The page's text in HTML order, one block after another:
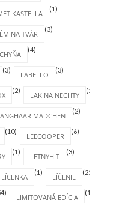
(1)
NA TVÁR
(3)
(4)
(3)
LABELLO
(3)
(2)
LAK NA NECHTY
(1)
MADCHEN
(2)
(10)
LEECOOPER
(6)
(1)
LETNYHIT
(3)
LÍCENKA
(1)
LÍČENIE
(25)
LIMITOVANÁ EDÍCIA
(1)